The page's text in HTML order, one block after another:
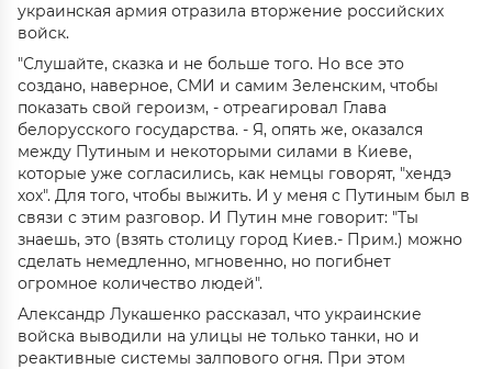
украинская армия отразила вторжение российских
войск.
"Слушайте, сказка и не больше того. Но все это
создано, наверное, СМИ и самим Зеленским, чтобы
показать свой героизм, - отреагировал Глава
белорусского государства. - Я, опять же, оказался
между Путиным и некоторыми силами в Киеве,
которые уже согласились, как немцы говорят, "хендэ
хох". Для того, чтобы выжить. И у меня с Путиным был в
связи с этим разговор. И Путин мне говорит: "Ты
знаешь, это (взять столицу город Киев.- Прим.) можно
сделать немедленно, мгновенно, но погибнет
огромное количество людей".
Александр Лукашенко рассказал, что украинские
войска выводили на улицы не только танки, но и
реактивные системы залпового огня. При этом